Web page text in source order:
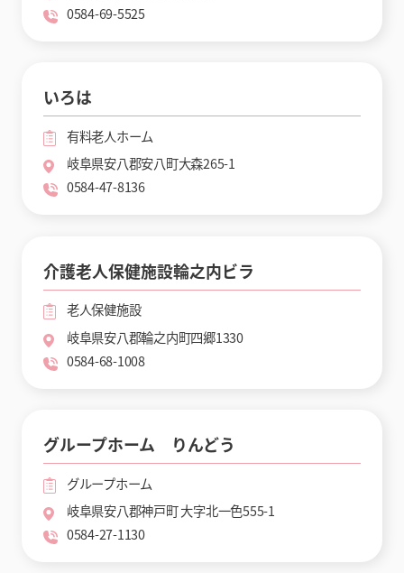
0584-69-5525
いろは
有料老人ホーム
岐阜県安八郡安八町大森265-1
0584-47-8136
介護老人保健施設輪之内ビラ
老人保健施設
岐阜県安八郡輪之内町四郷1330
0584-68-1008
グループホーム りんどう
グループホーム
岐阜県安八郡神戸町 大字北一色555-1
0584-27-1130